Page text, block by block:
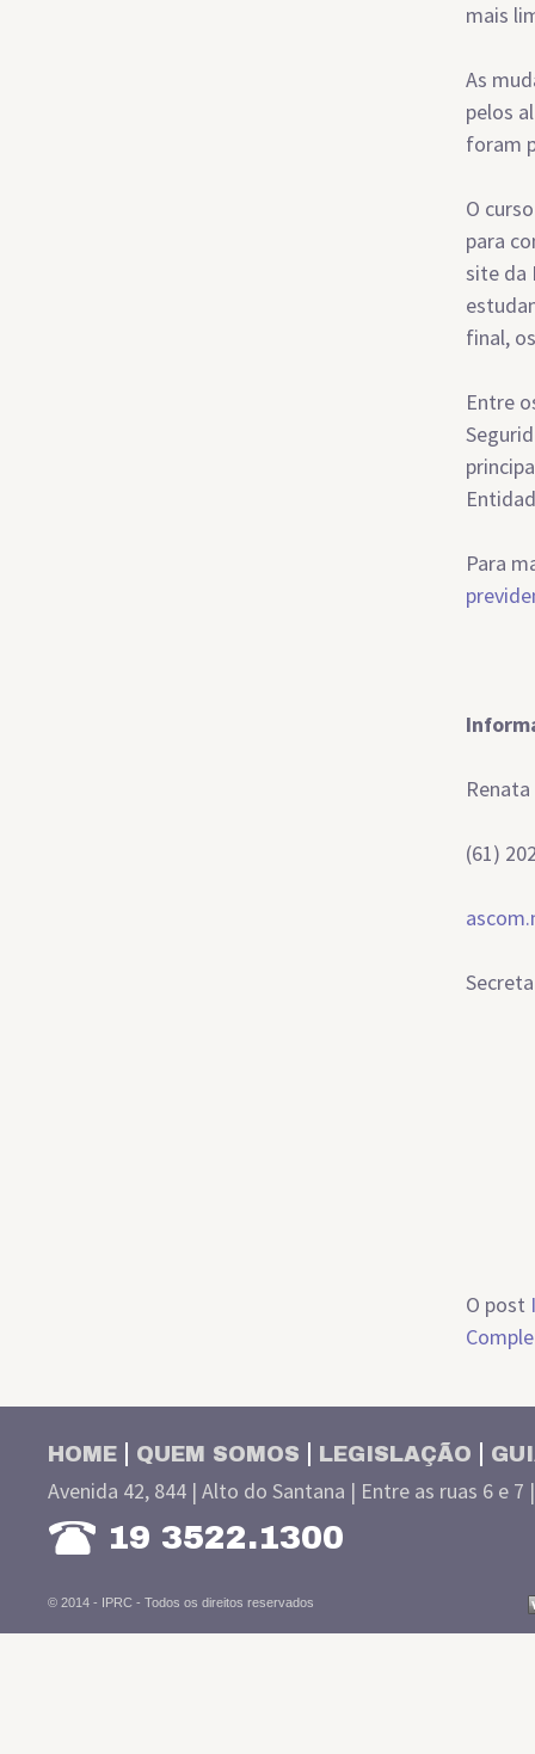
mais
As
pelos
foram
O
para
site da
final,
Entre
Para
(61)
O post
HOME QUEM SOMOS LEGISLAÇÃO
Avenida 42, 844 | Alto do Santana | Entre as ruas 6 e 7
19 3522.1300
© 2014 - IPRC - Todos os direitos reservados